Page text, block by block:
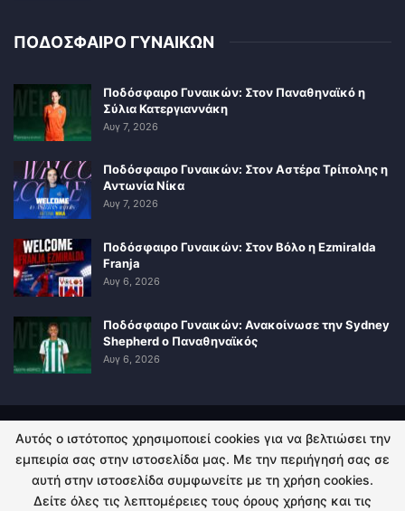
ΠΟΔΟΣΦΑΙΡΟ ΓΥΝΑΙΚΩΝ
Ποδόσφαιρο Γυναικών: Στον Παναθηναϊκό η
Σύλια Κατεργιαννάκη
Αυγ 7, 2026
Ποδόσφαιρο Γυναικών: Στον Αστέρα Τρίπολης η
Αντωνία Νίκα
Αυγ 7, 2026
Ποδόσφαιρο Γυναικών: Στον Βόλο η Ezmiralda
Franja
Αυγ 6, 2026
Ποδόσφαιρο Γυναικών: Ανακοίνωσε την Sydney
Shepherd ο Παναθηναϊκός
Αυγ 6, 2026
ΠΟΛΙΤΙΚΗ ΑΠΟΡΡΗΤΟΥ ΕΠΙΚΟΙΝΩΝΙΑ
© 2026 - Kingsport.gr. All Rights Reserved.
Αυτός ο ιστότοπος χρησιμοποιεί cookies για να βελτιώσει την
εμπειρία σας στην ιστοσελίδα μας. Με την περιήγησή σας σε
αυτή στην ιστοσελίδα συμφωνείτε με τη χρήση cookies.
Δείτε όλες τις λεπτομέρειες τους όρους χρήσης και τις